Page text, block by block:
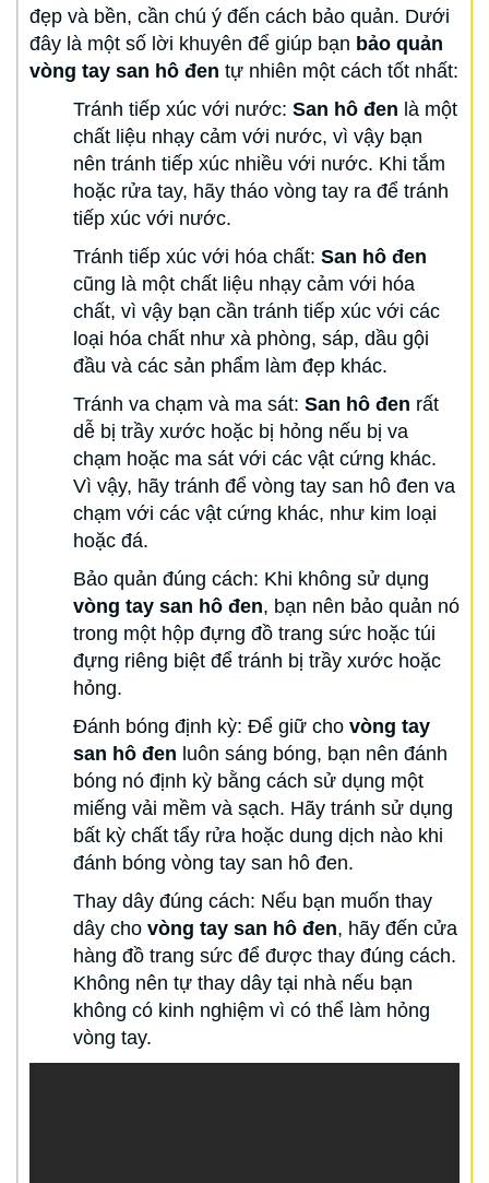
đẹp và bền, cần chú ý đến cách bảo quản. Dưới
đây là một số lời khuyên để giúp bạn bảo quản
vòng tay san hô đen tự nhiên một cách tốt nhất:
Tránh tiếp xúc với nước: San hô đen là một
chất liệu nhạy cảm với nước, vì vậy bạn
nên tránh tiếp xúc nhiều với nước. Khi tắm
hoặc rửa tay, hãy tháo vòng tay ra để tránh
tiếp xúc với nước.
Tránh tiếp xúc với hóa chất: San hô đen
cũng là một chất liệu nhạy cảm với hóa
chất, vì vậy bạn cần tránh tiếp xúc với các
loại hóa chất như xà phòng, sáp, dầu gội
đầu và các sản phẩm làm đẹp khác.
Tránh va chạm và ma sát: San hô đen rất
dễ bị trầy xước hoặc bị hỏng nếu bị va
chạm hoặc ma sát với các vật cứng khác.
Vì vậy, hãy tránh để vòng tay san hô đen va
chạm với các vật cứng khác, như kim loại
hoặc đá.
Bảo quản đúng cách: Khi không sử dụng
vòng tay san hô đen, bạn nên bảo quản nó
trong một hộp đựng đồ trang sức hoặc túi
đựng riêng biệt để tránh bị trầy xước hoặc
hỏng.
Đánh bóng định kỳ: Để giữ cho vòng tay
san hô đen luôn sáng bóng, bạn nên đánh
bóng nó định kỳ bằng cách sử dụng một
miếng vải mềm và sạch. Hãy tránh sử dụng
bất kỳ chất tẩy rửa hoặc dung dịch nào khi
đánh bóng vòng tay san hô đen.
Thay dây đúng cách: Nếu bạn muốn thay
dây cho vòng tay san hô đen, hãy đến cửa
hàng đồ trang sức để được thay đúng cách.
Không nên tự thay dây tại nhà nếu bạn
không có kinh nghiệm vì có thể làm hỏng
vòng tay.